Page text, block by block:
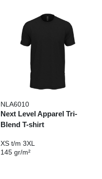
NLA6010
Next Level Apparel Tri-
Blend T-shirt
XS t/m 3XL
145 gr/m²